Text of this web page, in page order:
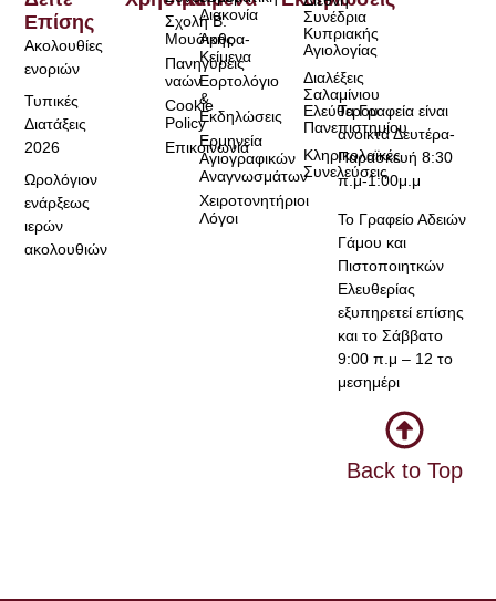
Τα Γραφεία είναι
ανοικτά Δευτέρα-
Παρασκευή 8:30
π.μ-1:00μ.μ
Το Γραφείο Αδειών
Γάμου και
Πιστοποιητκών
Ελευθερίας
εξυπηρετεί επίσης
και το Σάββατο
9:00 π.μ – 12 το
μεσημέρι
Back to Top
Σχολή Β.
Μουσικής
Πανηγύρεις
ναών
Cookie
Policy
Επικοινωνία
Διακονία
Άρθρα-
Κείμενα
Εορτολόγιο
&
Εκδηλώσεις
Ερμηνεία
Αγιογραφικών
Αναγνωσμάτων
Χειροτονητήριοι
Λόγοι
Επίσης
Ακολουθίες
ενοριών
Τυπικές
Διατάξεις
2026
Ωρολόγιον
ενάρξεως
ιερών
ακολουθιών
Συνέδρια
Κυπριακής
Αγιολογίας
Διαλέξεις
Σαλαμίνιου
Ελεύθερου
Πανεπιστημίου
Κληρικολαϊκές
Συνελεύσεις